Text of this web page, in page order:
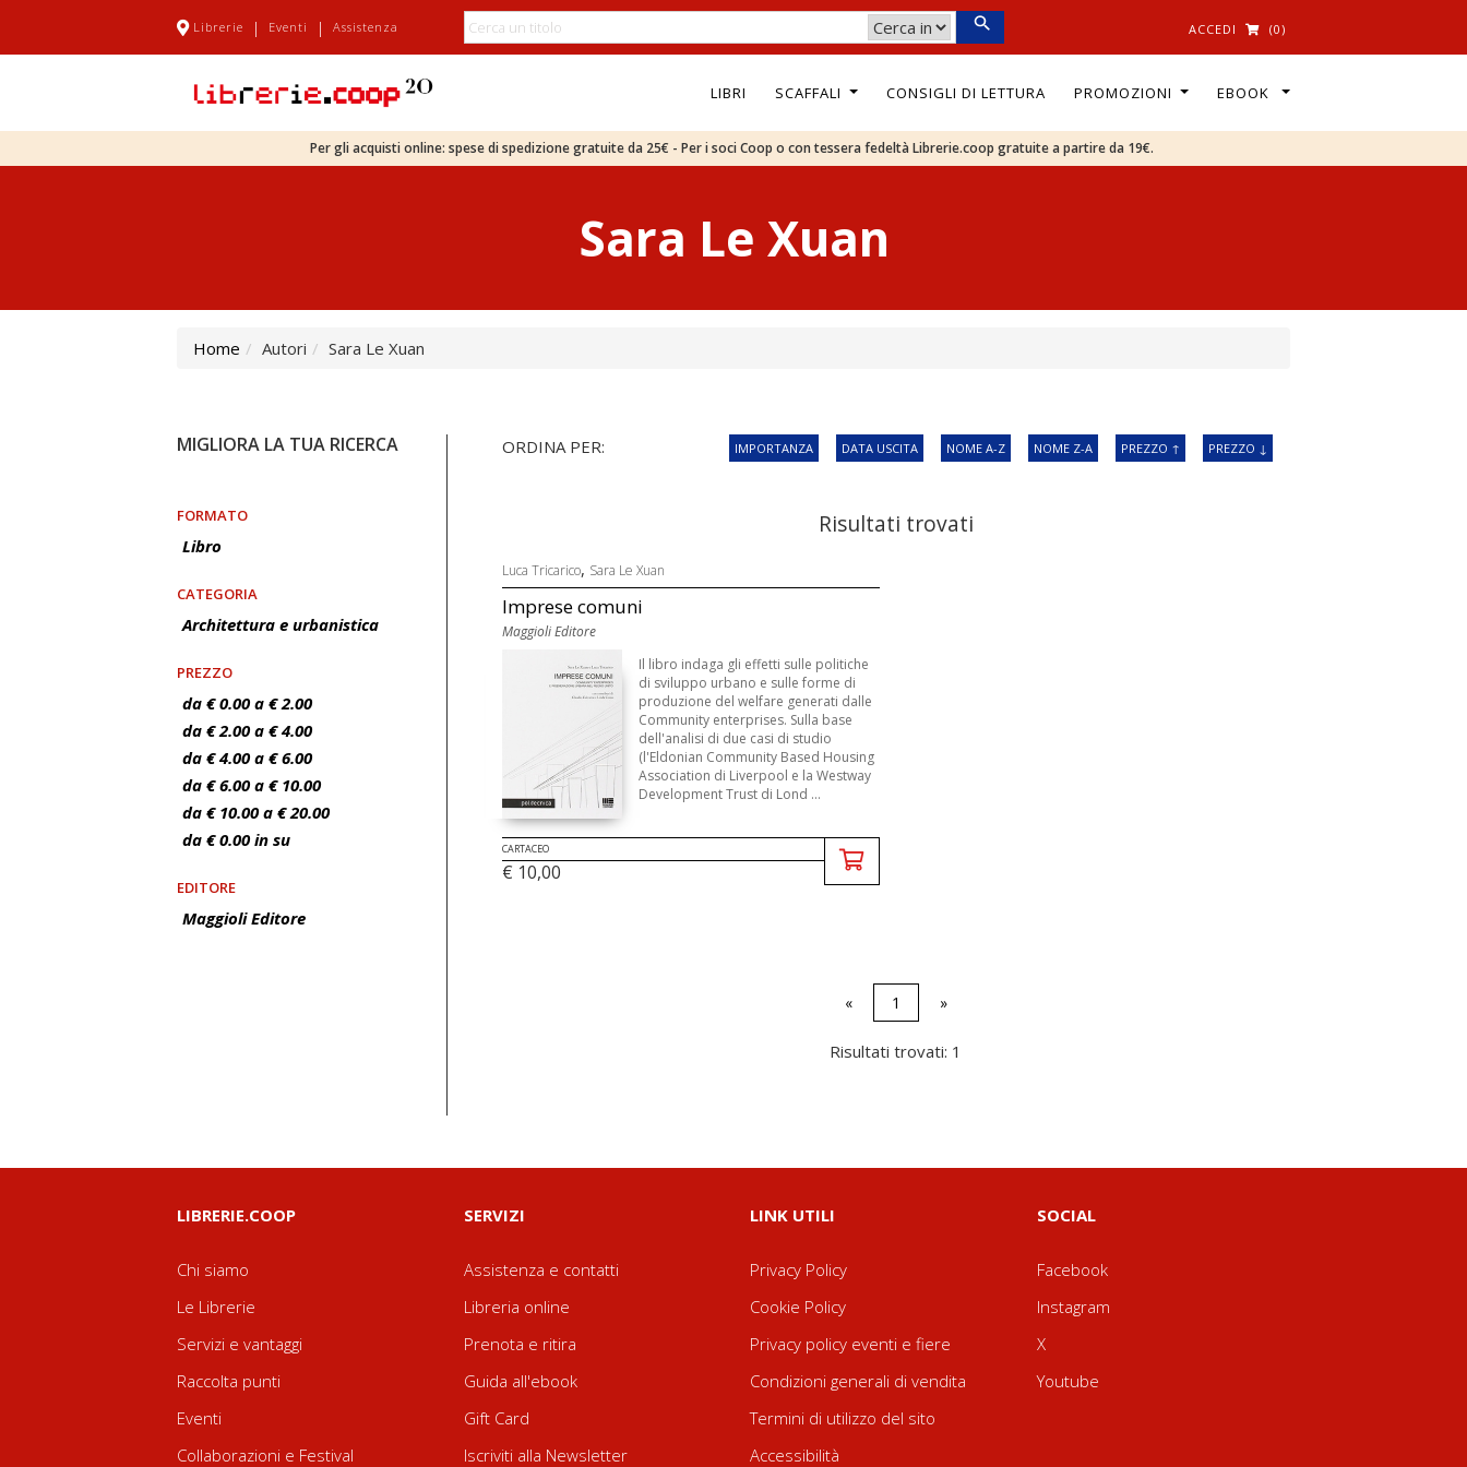
Librerie | Eventi | Assistenza ACCEDI (0)
LIBRI SCAFFALI CONSIGLI DI LETTURA PROMOZIONI EBOOK
Per gli acquisti online: spese di spedizione gratuite da 25€ - Per i soci Coop o con tessera fedeltà Librerie.coop gratuite a partire da 19€.
Sara Le Xuan
Home Autori Sara Le Xuan
MIGLIORA LA TUA RICERCA
FORMATO
Libro
CATEGORIA
Architettura e urbanistica
PREZZO
da € 0.00 a € 2.00
da € 2.00 a € 4.00
da € 4.00 a € 6.00
da € 6.00 a € 10.00
da € 10.00 a € 20.00
da € 0.00 in su
EDITORE
Maggioli Editore
ORDINA PER: IMPORTANZA DATA USCITA NOME A-Z NOME Z-A PREZZO ↑ PREZZO ↓
Risultati trovati
Luca Tricarico, Sara Le Xuan
Imprese comuni
Maggioli Editore
Il libro indaga gli effetti sulle politiche
di sviluppo urbano e sulle forme di
produzione del welfare generati dalle
Community enterprises. Sulla base
dell'analisi di due casi di studio
(l'Eldonian Community Based Housing
Association di Liverpool e la Westway
Development Trust di Lond ...
CARTACEO
€ 10,00
« 1 »
Risultati trovati: 1
LIBRERIE.COOP
Chi siamo
Le Librerie
Servizi e vantaggi
Raccolta punti
Eventi
Collaborazioni e Festival
SERVIZI
Assistenza e contatti
Libreria online
Prenota e ritira
Guida all'ebook
Gift Card
Iscriviti alla Newsletter
LINK UTILI
Privacy Policy
Cookie Policy
Privacy policy eventi e fiere
Condizioni generali di vendita
Termini di utilizzo del sito
Accessibilità
SOCIAL
Facebook
Instagram
X
Youtube